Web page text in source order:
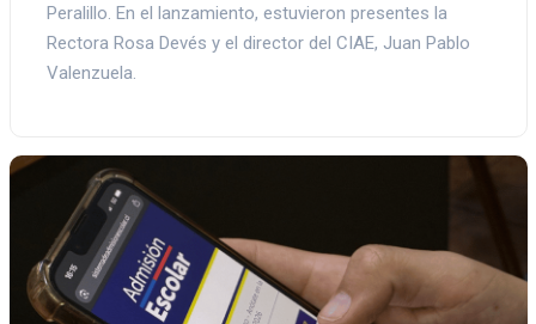
Peralillo. En el lanzamiento, estuvieron presentes la
Rectora Rosa Devés y el director del CIAE, Juan Pablo
Valenzuela.